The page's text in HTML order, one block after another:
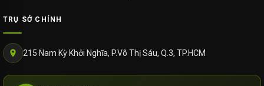
TRỤ SỞ CHÍNH
215 Nam Kỳ Khởi Nghĩa, P.Võ Thị Sáu, Q.3, TP.HCM